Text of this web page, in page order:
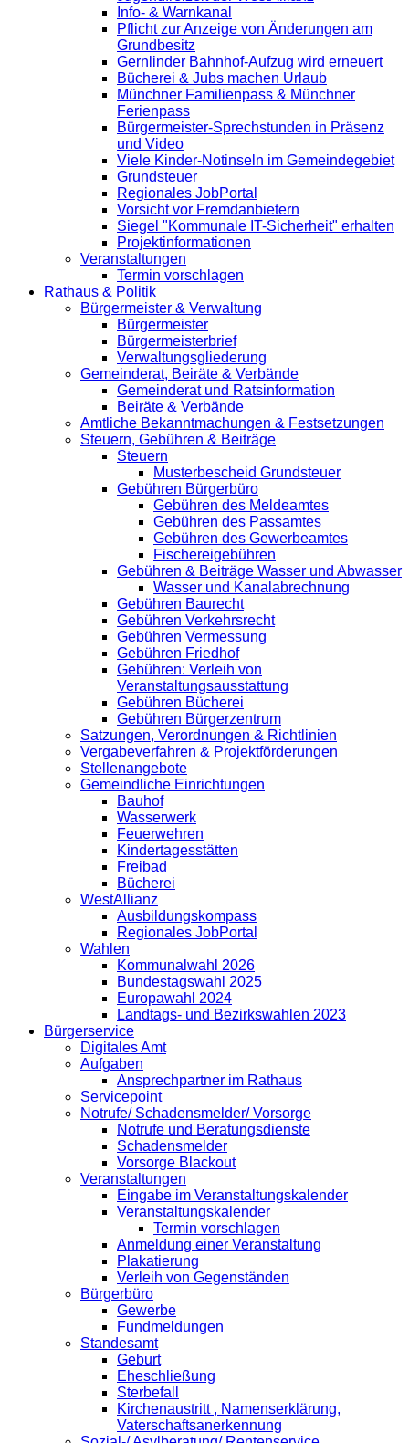
Info- & Warnkanal
Pflicht zur Anzeige von Änderungen am
Grundbesitz
Gernlinder Bahnhof-Aufzug wird erneuert
Bücherei & Jubs machen Urlaub
Münchner Familienpass & Münchner
Ferienpass
Bürgermeister-Sprechstunden in Präsenz
und Video
Viele Kinder-Notinseln im Gemeindegebiet
Grundsteuer
Regionales JobPortal
Vorsicht vor Fremdanbietern
Siegel "Kommunale IT-Sicherheit" erhalten
Projektinformationen
Veranstaltungen
Termin vorschlagen
Rathaus & Politik
Bürgermeister & Verwaltung
Bürgermeister
Bürgermeisterbrief
Verwaltungsgliederung
Gemeinderat, Beiräte & Verbände
Gemeinderat und Ratsinformation
Beiräte & Verbände
Amtliche Bekanntmachungen & Festsetzungen
Steuern, Gebühren & Beiträge
Steuern
Musterbescheid Grundsteuer
Gebühren Bürgerbüro
Gebühren des Meldeamtes
Gebühren des Passamtes
Gebühren des Gewerbeamtes
Fischereigebühren
Gebühren & Beiträge Wasser und Abwasser
Wasser und Kanalabrechnung
Gebühren Baurecht
Gebühren Verkehrsrecht
Gebühren Vermessung
Gebühren Friedhof
Gebühren: Verleih von
Veranstaltungsausstattung
Gebühren Bücherei
Gebühren Bürgerzentrum
Satzungen, Verordnungen & Richtlinien
Vergabeverfahren & Projektförderungen
Stellenangebote
Gemeindliche Einrichtungen
Bauhof
Wasserwerk
Feuerwehren
Kindertagesstätten
Freibad
Bücherei
WestAllianz
Ausbildungskompass
Regionales JobPortal
Wahlen
Kommunalwahl 2026
Bundestagswahl 2025
Europawahl 2024
Landtags- und Bezirkswahlen 2023
Bürgerservice
Digitales Amt
Aufgaben
Ansprechpartner im Rathaus
Servicepoint
Notrufe/ Schadensmelder/ Vorsorge
Notrufe und Beratungsdienste
Schadensmelder
Vorsorge Blackout
Veranstaltungen
Eingabe im Veranstaltungskalender
Veranstaltungskalender
Termin vorschlagen
Anmeldung einer Veranstaltung
Plakatierung
Verleih von Gegenständen
Bürgerbüro
Gewerbe
Fundmeldungen
Standesamt
Geburt
Eheschließung
Sterbefall
Kirchenaustritt , Namenserklärung,
Vaterschaftsanerkennung